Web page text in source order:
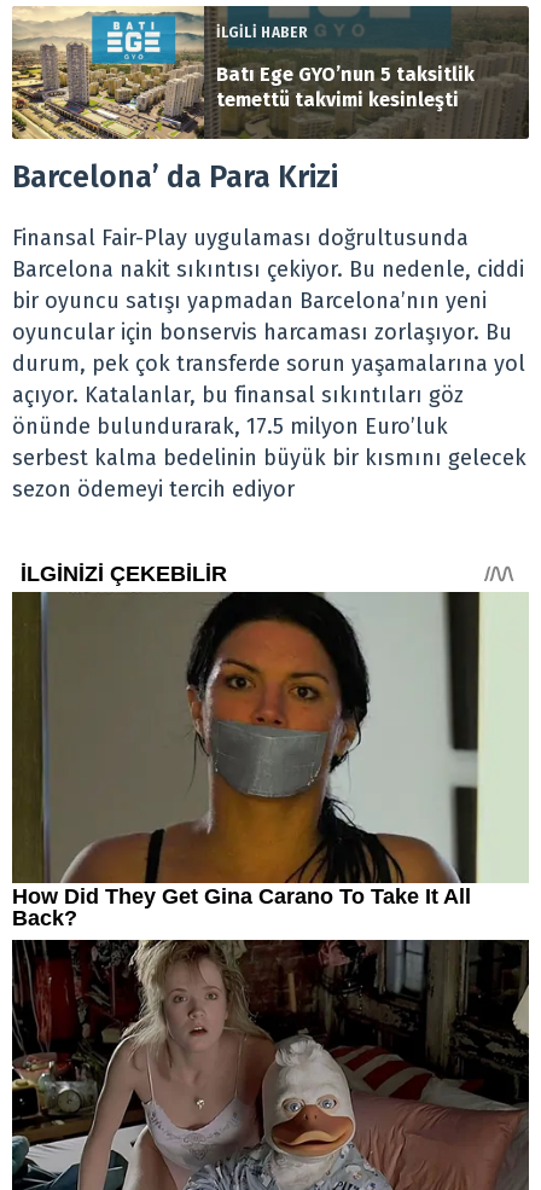
İLGİLİ HABER
Batı Ege GYO’nun 5 taksitlik
temettü takvimi kesinleşti
Barcelona’ da Para Krizi
Finansal Fair-Play uygulaması doğrultusunda
Barcelona nakit sıkıntısı çekiyor. Bu nedenle, ciddi
bir oyuncu satışı yapmadan Barcelona’nın yeni
oyuncular için bonservis harcaması zorlaşıyor. Bu
durum, pek çok transferde sorun yaşamalarına yol
açıyor. Katalanlar, bu finansal sıkıntıları göz
önünde bulundurarak, 17.5 milyon Euro’luk
serbest kalma bedelinin büyük bir kısmını gelecek
sezon ödemeyi tercih ediyor